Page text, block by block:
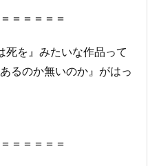
＝＝＝＝＝
死を』みたいな作品って
るのか無いのか』がはっ
＝＝＝＝＝